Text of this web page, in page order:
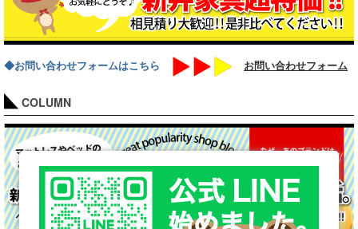
◆お問い合わせフォームはこちら お問い合わせフォーム
COLUMN